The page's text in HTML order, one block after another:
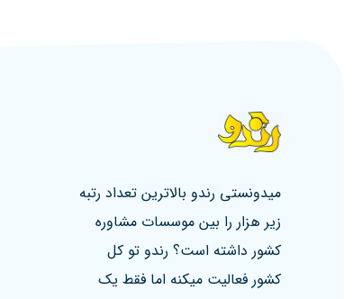
میدونستی رندو بالاترین تعداد رتبه
زیر هزار را بین موسسات مشاوره
کشور داشته است؟ رندو تو کل
کشور فعالیت میکنه اما فقط یک